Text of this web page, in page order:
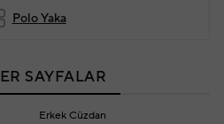
Polo Yaka
SAYFALAR
Erkek Cüzdan